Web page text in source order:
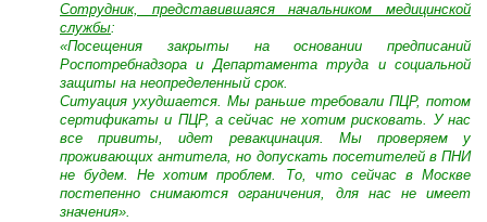
Сотрудник, представившаяся начальником медицинской
службы:
«Посещения закрыты на основании предписаний
Роспотребнадзора и Департамента труда и социальной
защиты на неопределенный срок.
Ситуация ухудшается. Мы раньше требовали ПЦР, потом
сертификаты и ПЦР, а сейчас не хотим рисковать. У нас
все привиты, идет ревакцинация. Мы проверяем у
проживающих антитела, но допускать посетителей в ПНИ
не будем. Не хотим проблем. То, что сейчас в Москве
постепенно снимаются ограничения, для нас не имеет
значения».